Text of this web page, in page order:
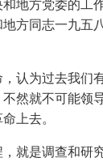
地方党委的工
方同志一九五
认为过去我们
然就不可能领
上去。
就是调查和研